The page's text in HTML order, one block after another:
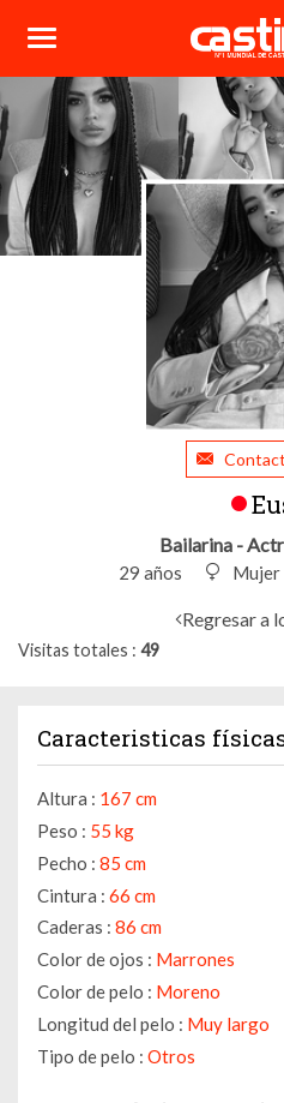
Bailarina -
29 años Mujer
Regresar a
Visitas totales 49
Caracteristicas
Altura : 167 cm
Peso : 55 kg
Pecho : 85 cm
Cintura : 66 cm
Caderas : 86 cm
Color de ojos : Marrones
Color de pelo : Moreno
Longitud del pelo : Muy largo
Tipo de pelo : Otros